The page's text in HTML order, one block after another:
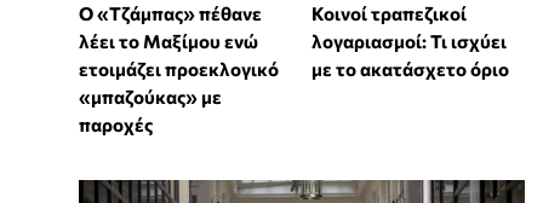
Ο «Τζάμπας» πέθανε
λέει το Μαξίμου ενώ
ετοιμάζει προεκλογικό
«μπαζούκας» με
παροχές
Κοινοί τραπεζικοί
λογαριασμοί: Τι ισχύει
με το ακατάσχετο όριο